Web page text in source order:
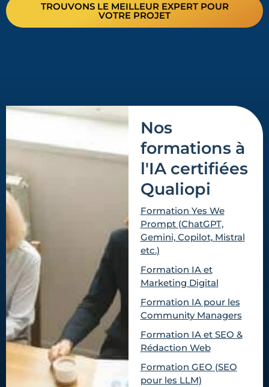
TROUVONS LE MEILLEUR EXPERT POUR
VOTRE PROJET
Nos
formations à
l'IA certifiées
Qualiopi
Formation Yes We
Prompt (ChatGPT,
Gemini, Copilot, Mistral
etc.)
Formation IA et
Marketing Digital
Formation IA pour les
Community Managers
Formation IA et SEO &
Rédaction Web
Formation GEO (SEO
pour les LLM)